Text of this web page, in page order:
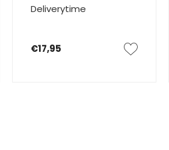
Deliverytime
€17,95